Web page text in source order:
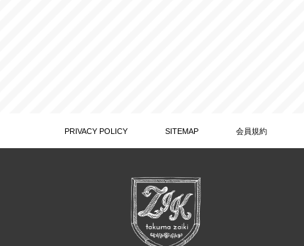
PRIVACY POLICY SITEMAP 会員規約